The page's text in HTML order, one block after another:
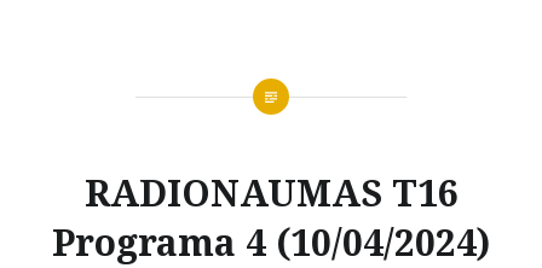
RADIO
RADIO
RADIONAUMAS T16
Programa 4 (10/04/2024)